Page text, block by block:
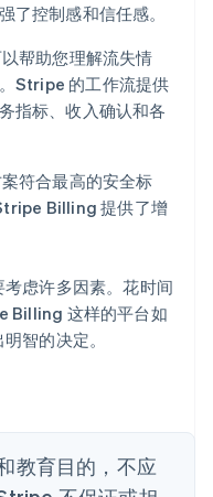
了控制感和信任感。
帮助您理解流失情
Stripe 的工作流提供
指标、收入确认和各
符合最高的安全标
Billing 提供了增
虑许多因素。花时间
Billing 这样的平台如
智的决定。
教育目的，不应